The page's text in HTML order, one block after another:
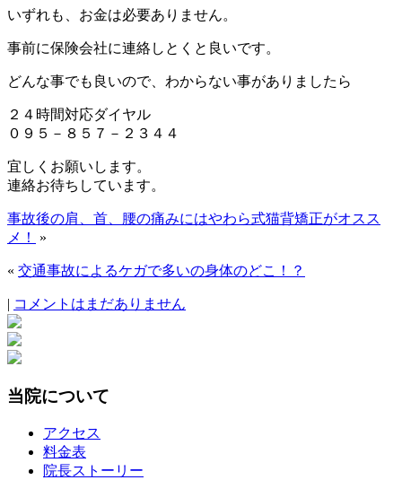
いずれも、お金は必要ありません。
事前に保険会社に連絡しとくと良いです。
どんな事でも良いので、わからない事がありましたら
２４時間対応ダイヤル
０９５－８５７－２３４４
宜しくお願いします。
連絡お待ちしています。
事故後の肩、首、腰の痛みにはやわら式猫背矯正がオスス
メ！
»
« 交通事故によるケガで多いの身体のどこ！？
| コメントはまだありません
当院について
アクセス
料金表
院長ストーリー